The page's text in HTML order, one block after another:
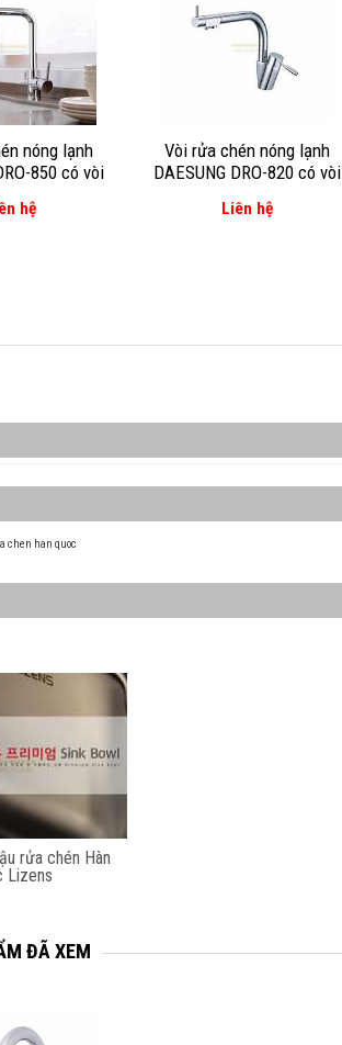
nóng lạnh
850 có vòi
hệ
Vòi rửa chén nóng lạnh
DAESUNG DRO-820 có vòi
Liên hệ
chen han quoc
rửa chén Hàn
Lizens
ĐÃ XEM